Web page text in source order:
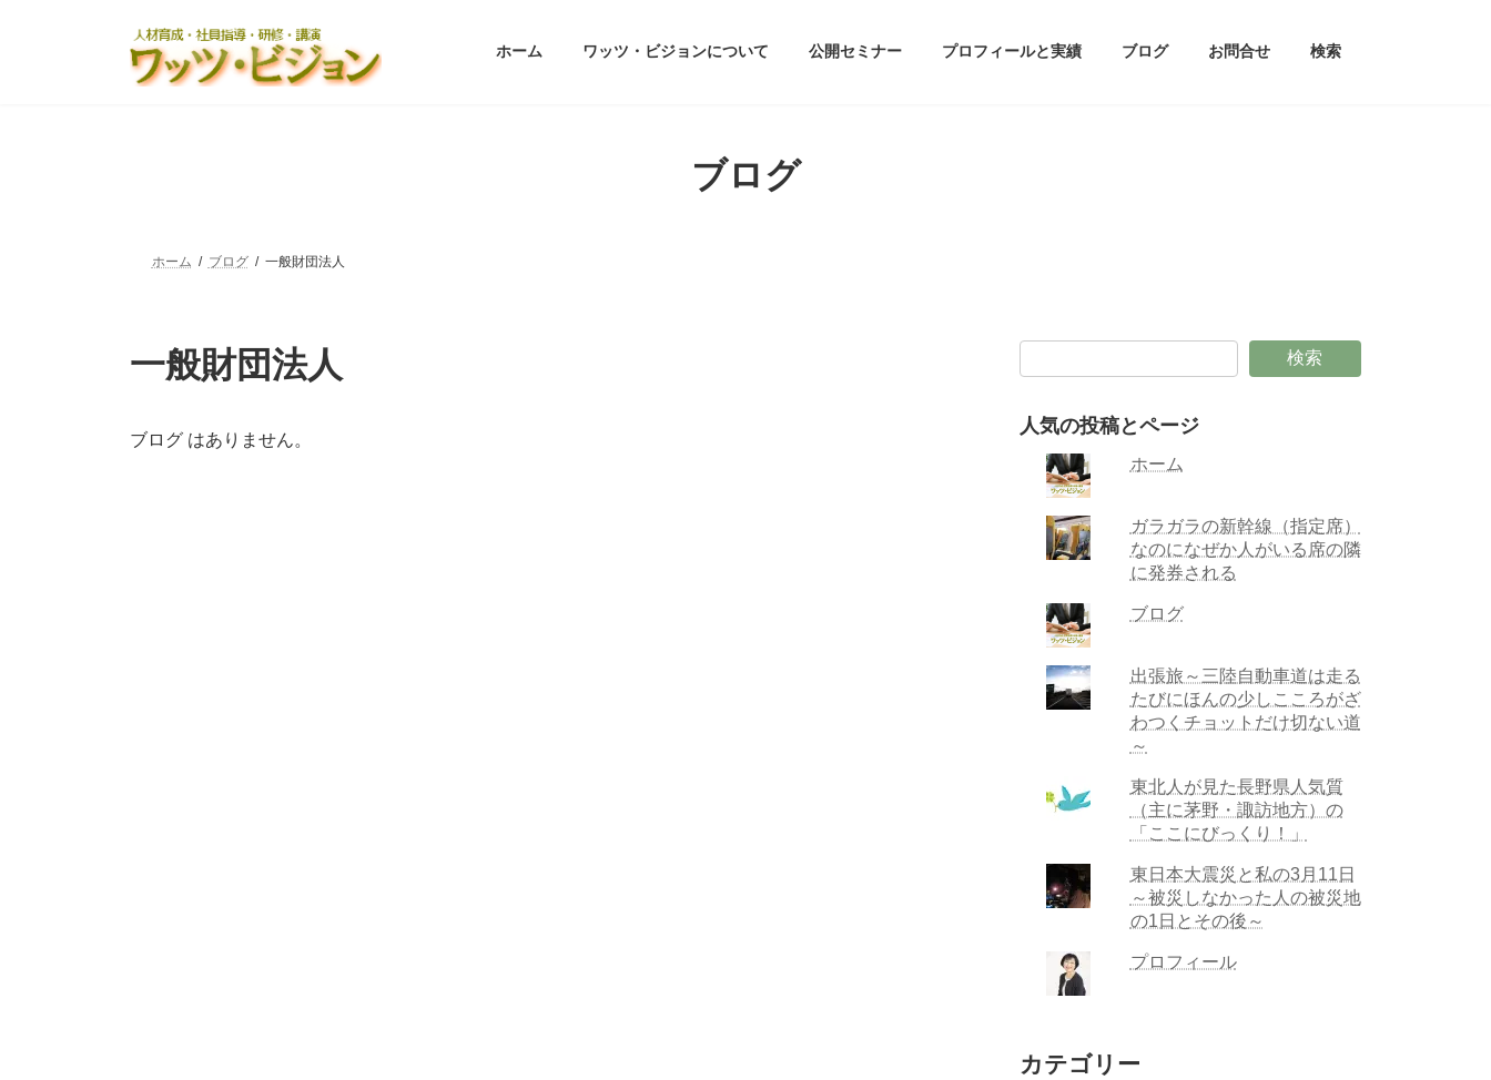
ホーム ワッツ・ビジョンについて 公開セミナー プロフィールと実績 ブログ お問合せ 検索
ブログ
ホーム ブログ 一般財団法人
一般財団法人
ブログ はありません。
検索
人気の投稿とページ
ホーム
ガラガラの新幹線（指定席）
なのになぜか人がいる席の隣
に発券される
ブログ
出張旅～三陸自動車道は走る
たびにほんの少しこころがざ
わつくチョットだけ切ない道
～
東北人が見た長野県人気質
（主に茅野・諏訪地方）の
「ここにびっくり！」
東日本大震災と私の3月11日
～被災しなかった人の被災地
の1日とその後～
プロフィール
カテゴリー